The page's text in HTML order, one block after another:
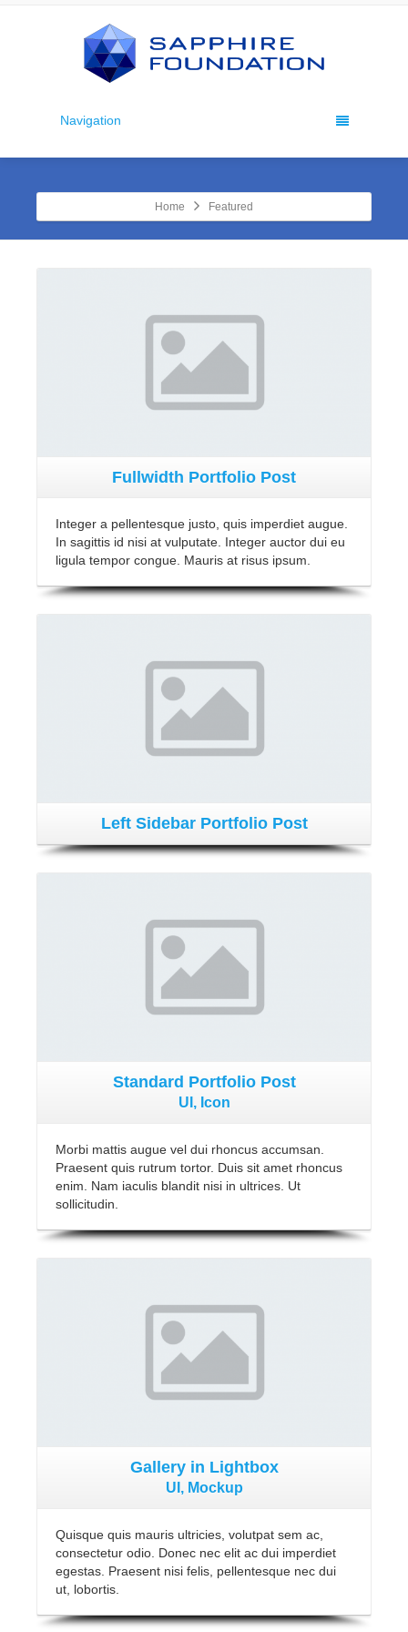
Navigation
Home Featured
Fullwidth Portfolio Post
Integer a pellentesque justo, quis imperdiet augue.
In sagittis id nisi at vulputate. Integer auctor dui eu
ligula tempor congue. Mauris at risus ipsum.
Left Sidebar Portfolio Post
Standard Portfolio Post
UI, Icon
Morbi mattis augue vel dui rhoncus accumsan.
Praesent quis rutrum tortor. Duis sit amet rhoncus
enim. Nam iaculis blandit nisi in ultrices. Ut
sollicitudin.
Gallery in Lightbox
UI, Mockup
Quisque quis mauris ultricies, volutpat sem ac,
consectetur odio. Donec nec elit ac dui imperdiet
egestas. Praesent nisi felis, pellentesque nec dui
ut, lobortis.